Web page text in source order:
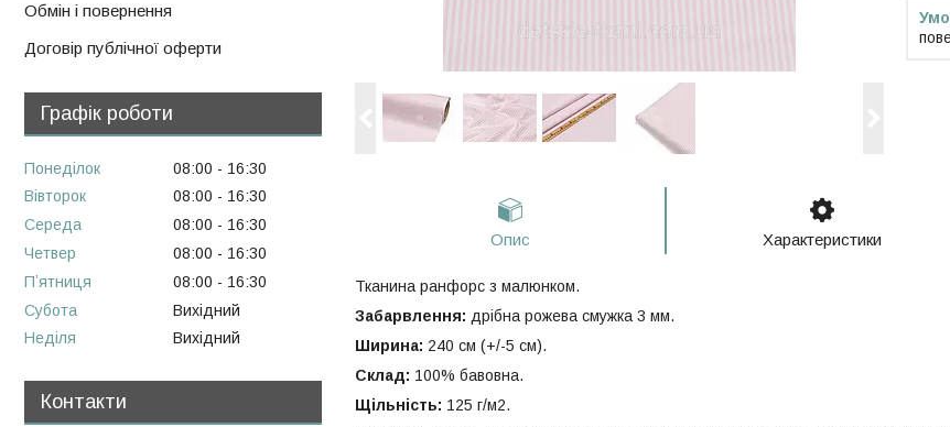
Опис Характеристики
Тканина ранфорс з малюнком.
Забарвлення: дрібна рожева смужка 3 мм.
Ширина: 240 см (+/-5 см).
Склад: 100% бавовна.
Щільність: 125 г/м2.
Обмін і повернення
Договір публічної оферти
Графік роботи
Понеділок 08:00
16:30
Вівторок
08:00
16:30
Середа
08:00
16:30
Четвер
08:00
16:30
Пʼятниця
08:00
16:30
Субота
Вихідний
Неділя
Вихідний
Контакти